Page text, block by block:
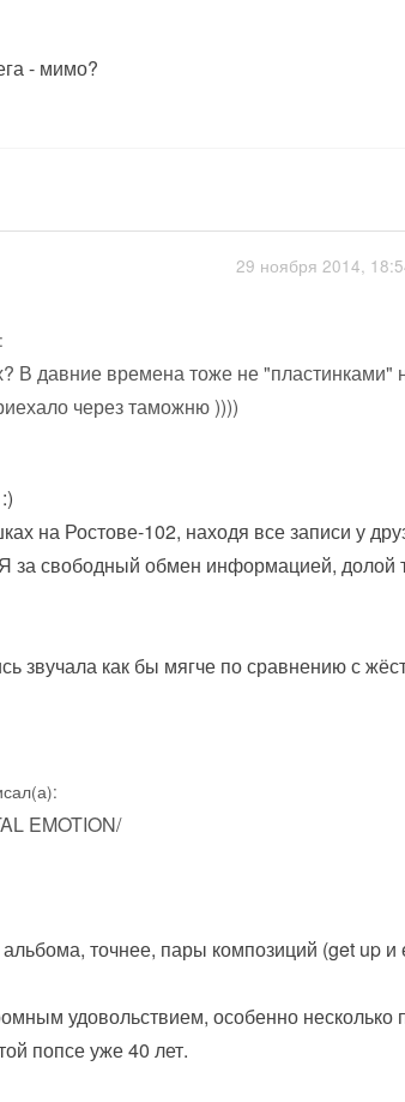
- мимо?
29 ноября 2014,
В давние времена тоже не "пластинками"
через таможню ))))
на Ростове-102, находя все записи у
Я за свободный обмен информацией, долой
звучала как бы мягче по сравнению с
EMOTION/
точнее, пары композиций (get up и
удовольствием, особенно несколько
попсе уже 40 лет.